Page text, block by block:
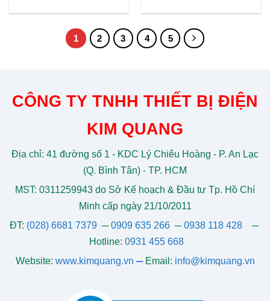
1 2 3 4 5
CÔNG TY TNHH THIẾT BỊ ĐIỆN
KIM QUANG
Địa chỉ: 41 đường số 1 - KDC Lý Chiêu Hoàng - P. An Lạc
(Q. Bình Tân) - TP. HCM
MST: 0311259943 do Sở Kế hoạch & Đầu tư Tp. Hồ Chí
Minh cấp ngày 21/10/2011
ĐT: (028) 6681 7379 ─0909 635 266─0938 118 428─
Hotline: 0931 455 668
Website: www.kimquang.vn ─ Email: info@kimquang.vn